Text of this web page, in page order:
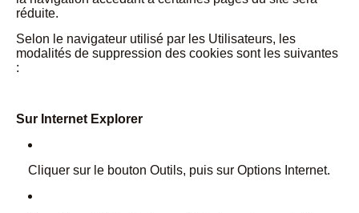
réduite.
Selon le navigateur utilisé par les Utilisateurs, les
modalités de suppression des cookies sont les suivantes
:
Sur Internet Explorer
Cliquer sur le bouton Outils, puis sur Options Internet.